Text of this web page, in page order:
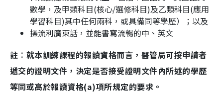
數學，及甲類科目(核心/選修科目)及乙類科目(應用
學習科目)其中任何兩科，或具備同等學歷）；以及
操流利廣東話，並能書寫流暢的中、英文
註︰就本訓練課程的報讀資格而言，醫管局可按申請者
遞交的證明文件，決定是否接受證明文件內所述的學歷
等同或高於報讀資格(a)項所規定的要求。